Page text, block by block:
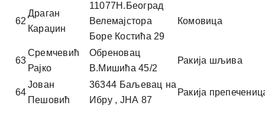
62
Драган
Караџин
11077Н.Београд
Велемајстора
Боре Костића 29
Комовица
63
Сремчевић
Рајко
Обреновац
В.Мишића 45/2
Ракија шљива
64
Јован
Пешовић
36344 Баљевац на
Ибру , ЈНА 87
Ракија